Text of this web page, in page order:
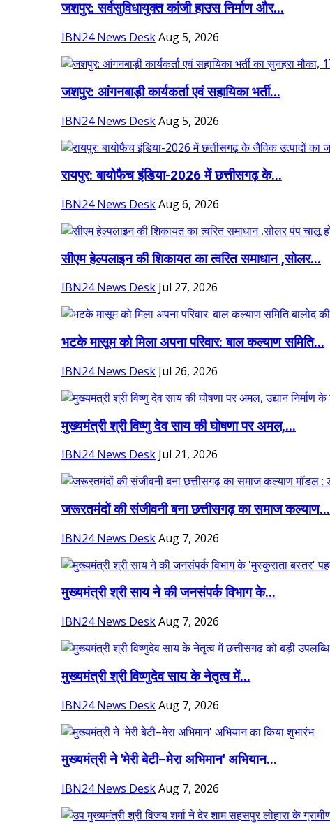
जशपुर: सर्वसुविधायुक्त कांजी हाउस निर्माण और...
IBN24 News DeskAug 5, 2026
जशपुर: आंगनबाड़ी कार्यकर्ता एवं सहायिका भर्ती...
IBN24 News DeskAug 5, 2026
रायपुर: बायोफैच इंडिया-2026 में छत्तीसगढ़ के...
IBN24 News DeskAug 6, 2026
सीएम हेल्पलाइन की शिकायत का त्वरित समाधान ,सोलर...
IBN24 News Desk Jul 27, 2026
भटके मासूम को मिला अपना परिवार: बाल कल्याण समिति...
IBN24 News Desk Jul 26, 2026
मुख्यमंत्री श्री विष्णु देव साय की घोषणा पर अमल,...
IBN24 News Desk Jul 21, 2026
जरूरतमंदों की संजीवनी बना छत्तीसगढ़ का समाज कल्याण...
IBN24 News DeskAug 7, 2026
मुख्यमंत्री श्री साय ने की जनसंपर्क विभाग के...
IBN24 News DeskAug 7, 2026
मुख्यमंत्री श्री विष्णुदेव साय के नेतृत्व में...
IBN24 News DeskAug 7, 2026
मुख्यमंत्री ने 'मेरी बेटी–मेरा अभिमान' अभियान...
IBN24 News DeskAug 7, 2026